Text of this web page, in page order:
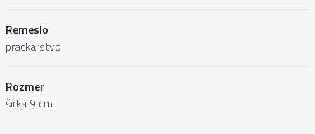
Remeslo
prackárstvo
Rozmer
šírka 9 cm